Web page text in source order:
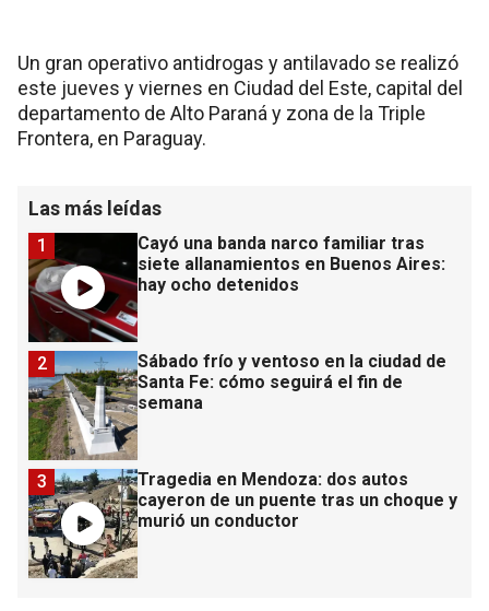
Un gran operativo antidrogas y antilavado se realizó
este jueves y viernes en Ciudad del Este, capital del
departamento de Alto Paraná y zona de la Triple
Frontera, en Paraguay.
Las más leídas
Cayó una banda narco familiar tras
siete allanamientos en Buenos Aires:
hay ocho detenidos
1
Sábado frío y ventoso en la ciudad de
Santa Fe: cómo seguirá el fin de
semana
2
Tragedia en Mendoza: dos autos
cayeron de un puente tras un choque y
murió un conductor
3